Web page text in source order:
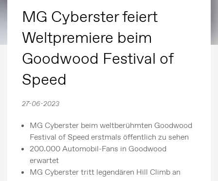
MG Cyberster feiert
Weltpremiere beim
Goodwood Festival of
Speed
27-06-2023
MG Cyberster beim weltberühmten Goodwood
Festival of Speed erstmals öffentlich zu sehen
200.000 Automobil-Fans in Goodwood
erwartet
MG Cyberster tritt legendären Hill Climb an